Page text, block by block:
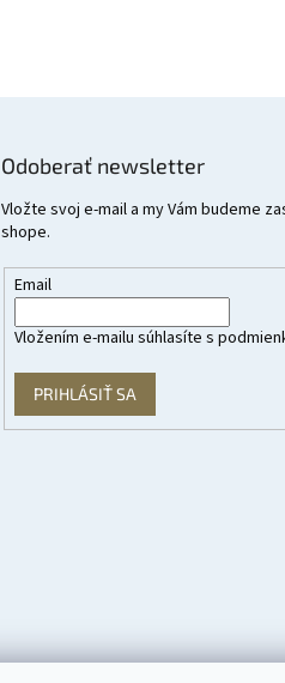
Odoberať newsletter
Vložte svoj e-mail a my Vám budeme
shope.
Email
Vložením e-mailu súhlasíte s
PRIHLÁSIŤ SA